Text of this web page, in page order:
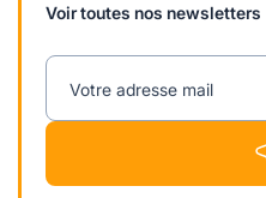
Voir toutes nos newsletters
Votre adresse mail